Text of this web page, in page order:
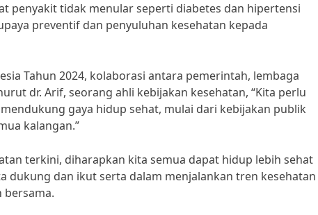
penyakit tidak menular seperti diabetes dan hipertensi
preventif dan penyuluhan kesehatan kepada
Tahun 2024, kolaborasi antara pemerintah, lembaga
dr. Arif, seorang ahli kebijakan kesehatan, “Kita perlu
gaya hidup sehat, mulai dari kebijakan publik
kalangan.”
terkini, diharapkan kita semua dapat hidup lebih sehat
dukung dan ikut serta dalam menjalankan tren kesehatan
bersama.